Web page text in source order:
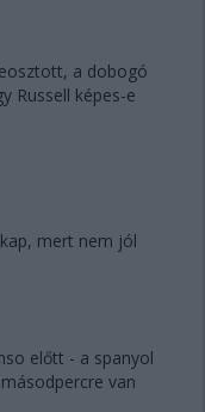
a dobogó
Russell képes-e
mert nem jól
előtt - a spanyol
van